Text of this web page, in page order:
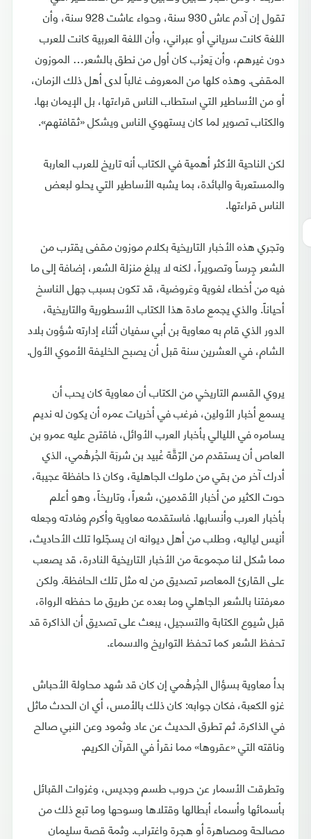
تقول إن آدم عاش 930 سنة، وحواء عاشت 928 سنة، وأن
اللغة كانت سرياني أو عبراني، وأن اللغة العربية كانت للعرب
دون غيرهم، وأن يَعرُب كان أول من نطق بالشعر… الموزون
المقفى. وهذه كلها من المعروف غالباً لدى أهل ذلك الزمان،
أو من الأساطير التي استطاب الناس قراءتها، بل الإيمان بها.
والكتاب تصوير لما كان يستهوي الناس ويشكل «ثقافتهم».
لكن الناحية الأكثر أهمية في الكتاب أنه تاريخ للعرب العاربة
والمستعربة والبائدة، بما يشبه الأساطير التي يحلو لبعض
الناس قراءتها.
وتجري هذه الأخبار التاريخية بكلام موزون مقفى يقترب من
الشعر جِرساً وتصويراً، لكنه لا يبلغ منزلة الشعر، إضافة إلى ما
فيه من أخطاء لغوية وعَروضية، قد تكون بسبب جهل الناسخ
أحياناً. والذي يجمع مادة هذا الكتاب الأسطورية والتاريخية،
الدور الذي قام به معاوية بن أبي سفيان أثناء إدارته شؤون بلاد
الشام، في العشرين سنة قبل أن يصبح الخليفة الأموي الأول.
يروي القسم التاريخي من الكتاب أن معاوية كان يحب أن
يسمع أخبار الأولين، فرغب في أخريات عمره أن يكون له نديم
يسامره في الليالي بأخبار العرب الأوائل، فاقترح عليه عمرو بن
العاص أن يستقدم من الرّقَّة عُبيد بن شربَة الجُرهُمي، الذي
أدرك آخر من بقي من ملوك الجاهلية، وكان ذا حافظة عجيبة،
حوت الكثير من أخبار الأقدمين، شعراً، وتاريخاً، وهو أعلم
بأخبار العرب وأنسابها. فاستقدمه معاوية وأكرم وفادته وجعله
أنيس لياليه، وطلب من أهل ديوانه ان يسجّلوا تلك الأحاديث،
مما شكل لنا مجموعة من الأخبار التاريخية النادرة، قد يصعب
على القارئ المعاصر تصديق من له مثل تلك الحافظة. ولكن
معرفتنا بالشعر الجاهلي وما بعده عن طريق ما حفظه الرواة،
قبل شيوع الكتابة والتسجيل، يبعث على تصديق أن الذاكرة قد
تحفظ الشعر كما تحفظ التواريخ والاسماء.
بدأ معاوية بسؤال الجُرهُمي إن كان قد شهد محاولة الأحباش
غزو الكعبة، فكان جوابه: كان ذلك بالأمس، أي ان الحدث ماثل
في الذاكرة. ثم تطرق الحديث عن عاد وثمود وعن النبي صالح
وناقته التي «عقروها» مما نقرأ في القرآن الكريم.
وتطرقت الأسمار عن حروب طسم وجديس، وغزوات القبائل
بأسمائها وأسماء أبطالها وقتلاها وسوحها وما تبع ذلك من
مصالحة ومصاهرة أو هجرة واغتراب. وثمة قصة سليمان